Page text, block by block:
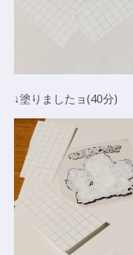
↓塗りましたョ(40分)